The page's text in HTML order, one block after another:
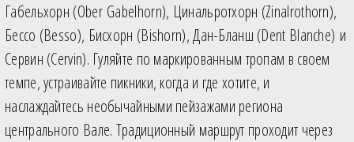
Габельхорн (Ober Gabelhorn), Цинальротхорн (Zinalrothorn),
Бессо (Besso), Бисхорн (Bishorn), Дан-Бланш (Dent Blanche) и
Сервин (Cervin). Гуляйте по маркированным тропам в своем
темпе, устраивайте пикники, когда и где хотите, и
наслаждайтесь необычайными пейзажами региона
центрального Вале. Традиционный маршрут проходит через